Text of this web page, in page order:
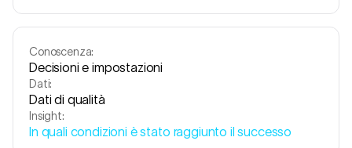
Conoscenza:
Decisioni e impostazioni
Dati:
Dati di qualità
Insight:
In quali condizioni è stato raggiunto il successo